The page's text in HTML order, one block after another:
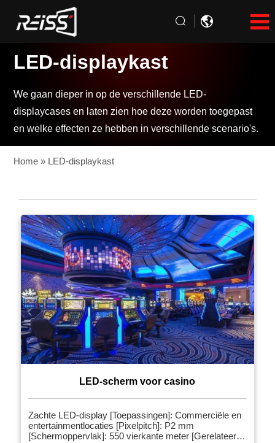
LED-displaykast
We gaan dieper in op de verschillende LED-
displaycases en laten zien hoe deze worden toegepast
en welke effecten ze hebben in verschillende scenario's.
Home » LED-displaykast
LED-scherm voor casino
Zachte LED-display [Toepassingen]: Commerciële en
entertainmentlocaties [Pixelpitch]: P2 mm
[Schermoppervlak]: 550 vierkante meter [Gerelateerde